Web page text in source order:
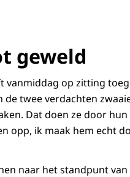
geweld
vanmiddag op zitting
de twee verdachten
Dat doen ze door
opp, ik maak hem echt
naar het standpunt